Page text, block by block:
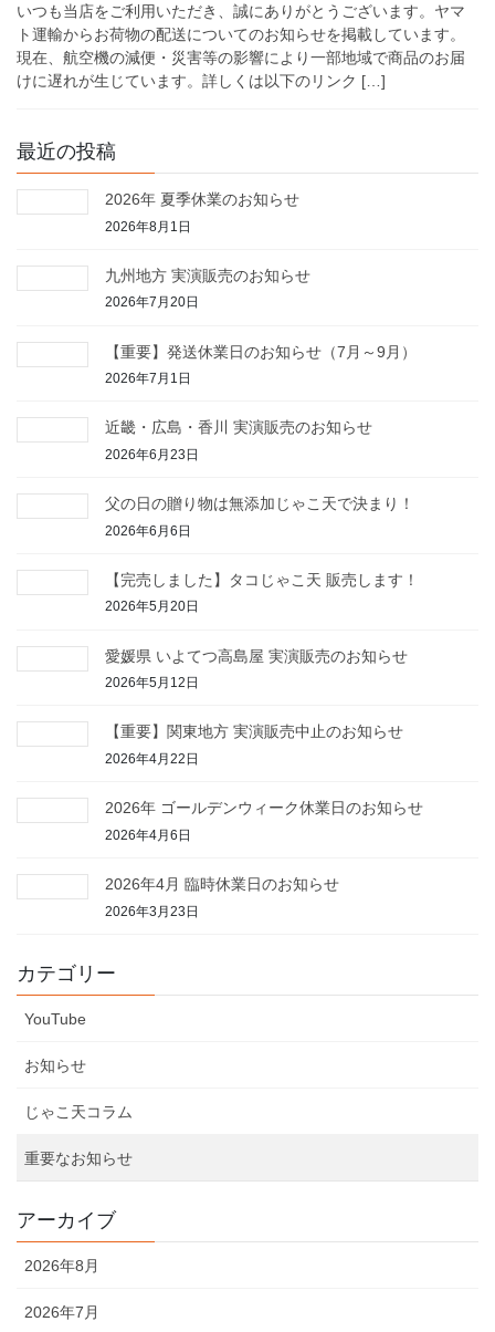
いつも当店をご利用いただき、誠にありがとうございます。ヤマ
ト運輸からお荷物の配送についてのお知らせを掲載しています。
現在、航空機の減便・災害等の影響により一部地域で商品のお届
けに遅れが生じています。詳しくは以下のリンク […]
最近の投稿
2026年 夏季休業のお知らせ
2026年8月1日
九州地方 実演販売のお知らせ
2026年7月20日
【重要】発送休業日のお知らせ（7月～9月）
2026年7月1日
近畿・広島・香川 実演販売のお知らせ
2026年6月23日
父の日の贈り物は無添加じゃこ天で決まり！
2026年6月6日
【完売しました】タコじゃこ天 販売します！
2026年5月20日
愛媛県 いよてつ高島屋 実演販売のお知らせ
2026年5月12日
【重要】関東地方 実演販売中止のお知らせ
2026年4月22日
2026年 ゴールデンウィーク休業日のお知らせ
2026年4月6日
2026年4月 臨時休業日のお知らせ
2026年3月23日
カテゴリー
YouTube
お知らせ
じゃこ天コラム
重要なお知らせ
アーカイブ
2026年8月
2026年7月